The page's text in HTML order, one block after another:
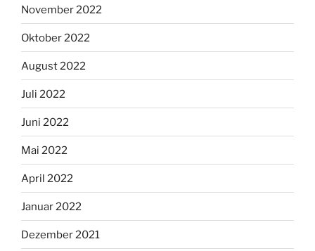
November 2022
Oktober 2022
August 2022
Juli 2022
Juni 2022
Mai 2022
April 2022
Januar 2022
Dezember 2021